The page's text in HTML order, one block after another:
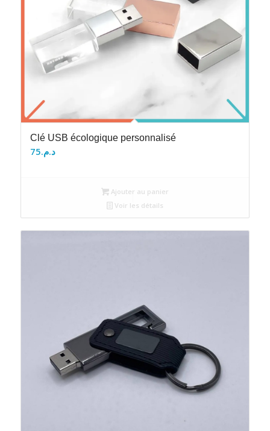
Clé USB écologique personnalisé
د.م.75
Ajouter au panier
Voir les détails